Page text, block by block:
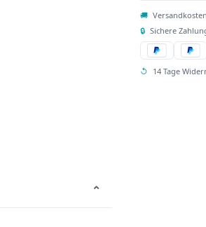
⌄
🚚
🔒 Sichere
↺ 14 Tage